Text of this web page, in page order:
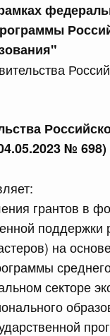
№ 698)
грантов в
поддержки
на
секторе
г. № 927
принципах и
г. № 926
и
г. № 928
июля 2011 г.
г. № 929